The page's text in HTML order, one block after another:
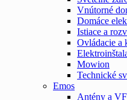
Vnútorné
Domáce
Istiace a
Ovládacie a
Mowion
Technické
Emos
Antény a